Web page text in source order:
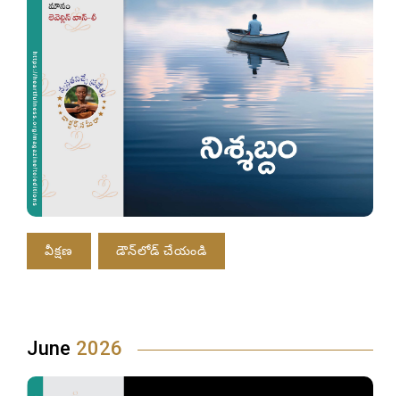
వీక్షణ డౌన్‌లోడ్ చేయండి
June 2026